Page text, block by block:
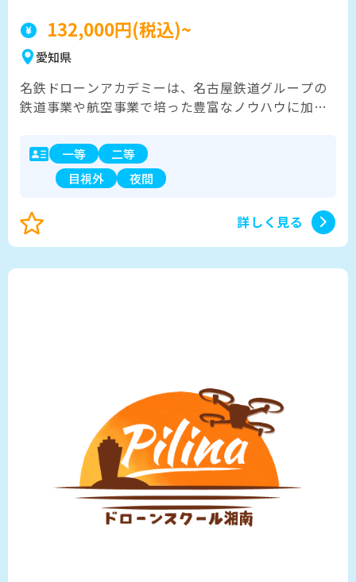
132,000円(税込)~
愛知県
名鉄ドローンアカデミーは、名古屋鉄道グループの
鉄道事業や航空事業で培った豊富なノウハウに加
会社プロドローンと共同開発することにより、より
実践的なカリキュラムを提供しています。 また、講
師１人に対して受講者２名以下を基本とする少人数
導をいたします。 駅直結でアクセスが良く、通いや
すいドローンスクールであることも選ばれる理由の
一等
二等
目視外
夜間
詳しく見る